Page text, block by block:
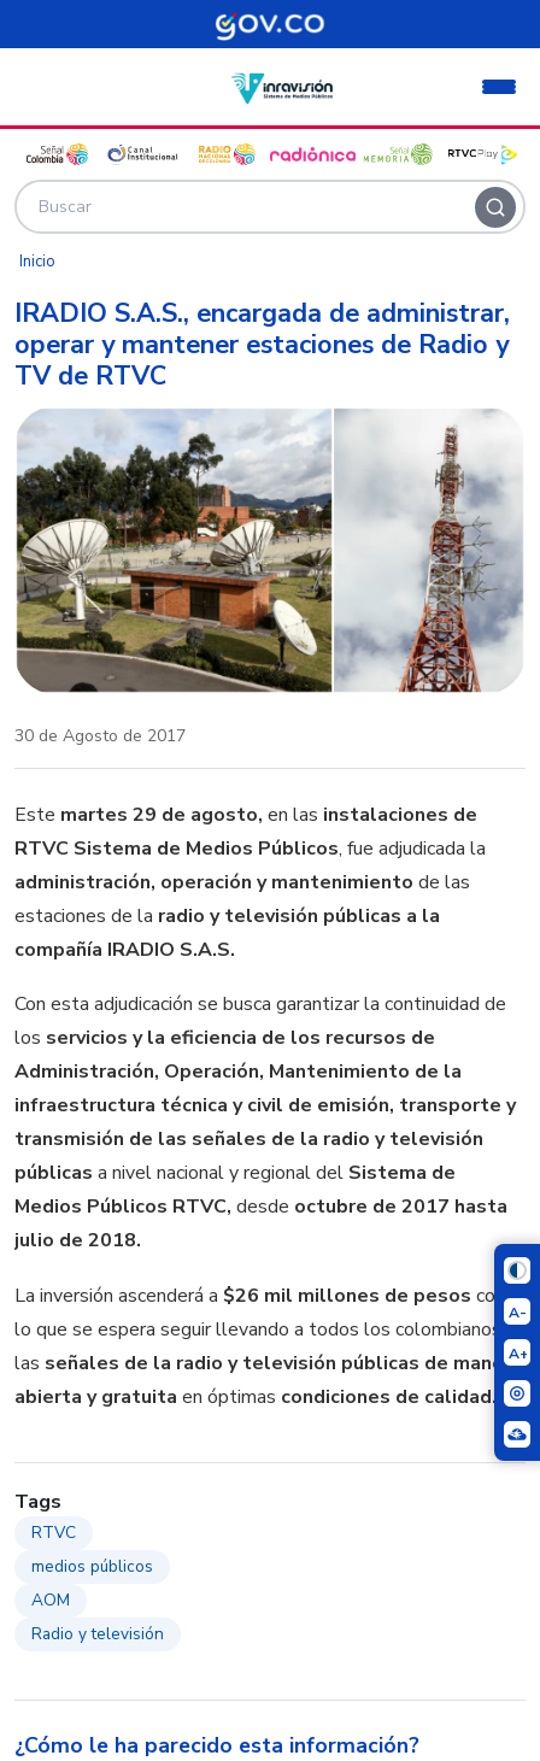
Pasar al contenido principal
A-
A+
Inicio
IRADIO S.A.S., encargada de administrar,
operar y mantener estaciones de Radio y
TV de RTVC
30 de Agosto de 2017
Este martes 29 de agosto, en las instalaciones de
RTVC Sistema de Medios Públicos, fue adjudicada la
administración, operación y mantenimiento de las
estaciones de la radio y televisión públicas a la
compañía IRADIO S.A.S.
Con esta adjudicación se busca garantizar la continuidad de
los servicios y la eficiencia de los recursos de
Administración, Operación, Mantenimiento de la
infraestructura técnica y civil de emisión, transporte y
transmisión de las señales de la radio y televisión
públicas a nivel nacional y regional del Sistema de
Medios Públicos RTVC, desde octubre de 2017 hasta
julio de 2018.
La inversión ascenderá a $26 mil millones de pesos con
lo que se espera seguir llevando a todos los colombianos,
las señales de la radio y televisión públicas de manera
abierta y gratuita en óptimas condiciones de calidad.
Tags
RTVC
medios públicos
AOM
Radio y televisión
¿Cómo le ha parecido esta información?